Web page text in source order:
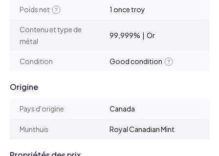
Poids net 1 once troy
Contenu et type de
métal
99,999% | Or
Condition Good condition
Origine
Pays d'origine Canada
Munthuis Royal Canadian Mint